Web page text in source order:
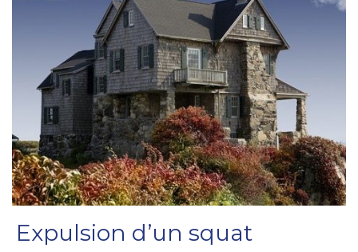
Expulsion d’un squat